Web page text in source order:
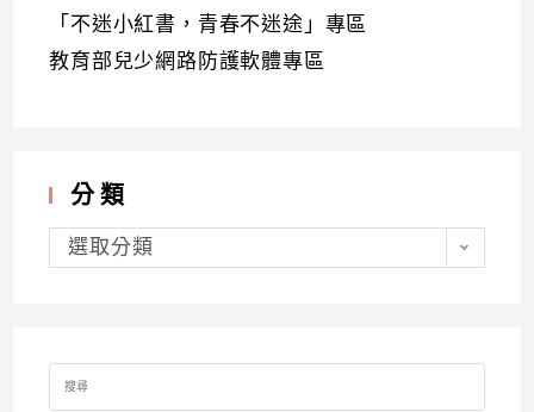
「不迷小紅書，青春不迷途」專區
教育部兒少網路防護軟體專區
分類
分
類選取分類
Search
for: